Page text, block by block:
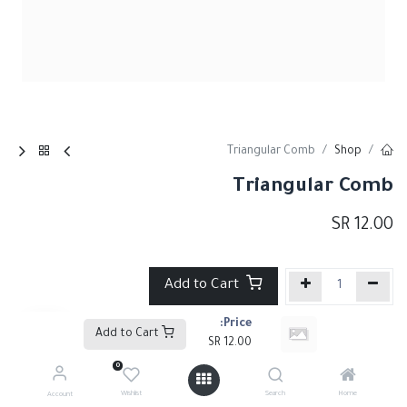
Price:
12.00
Home
Search
0
Wishlist
Account
Shop
Triangular Comb
Triangular Comb
12.00
Add to Cart
إضافة إلى قائمة الأمنيات